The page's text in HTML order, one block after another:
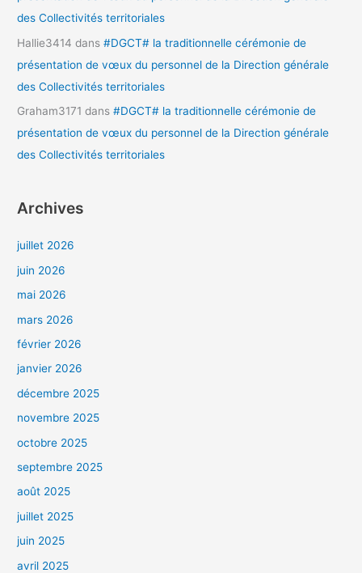
des Collectivités territoriales
Hallie3414 dans#DGCT# la traditionnelle cérémonie de
présentation de vœux du personnel de la Direction générale
des Collectivités territoriales
Graham3171 dans#DGCT# la traditionnelle cérémonie de
présentation de vœux du personnel de la Direction générale
des Collectivités territoriales
Archives
juillet 2026
juin 2026
mai 2026
mars 2026
février 2026
janvier 2026
décembre 2025
novembre 2025
octobre 2025
septembre 2025
août 2025
juillet 2025
juin 2025
avril 2025